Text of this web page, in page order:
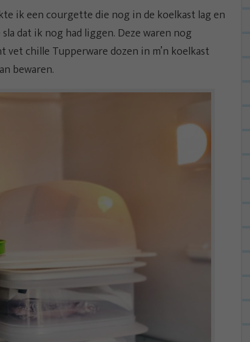
ik een courgette die nog in de koelkast lag en
dat ik nog had liggen. Deze waren nog
chille Tupperware dozen in m’n koelkast
bewaren.